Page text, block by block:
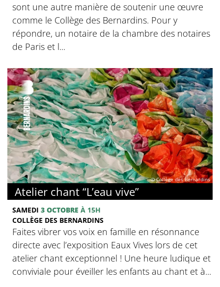
sont une autre manière de soutenir une œuvre
comme le Collège des Bernardins. Pour y
répondre, un notaire de la chambre des notaires
de Paris et l...
© Collège des Bernardins
Atelier chant “L’eau vive”
SAMEDI 3 OCTOBRE À 15H
COLLÈGE DES BERNARDINS
Faites vibrer vos voix en famille en résonnance
directe avec l’exposition Eaux Vives lors de cet
atelier chant exceptionnel ! Une heure ludique et
conviviale pour éveiller les enfants au chant et à...